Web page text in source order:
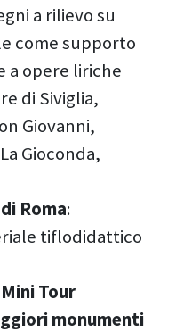
a rilievo su
come supporto
a opere liriche
di Siviglia,
Giovanni,
Gioconda,
Roma:
tiflodidattico
Tour
monumenti